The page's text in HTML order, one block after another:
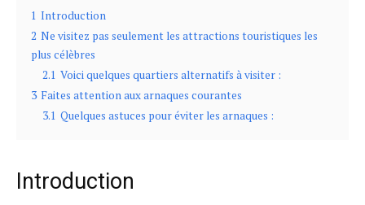
1 Introduction
2 Ne visitez pas seulement les attractions touristiques les
plus célèbres
2.1 Voici quelques quartiers alternatifs à visiter :
3 Faites attention aux arnaques courantes
3.1 Quelques astuces pour éviter les arnaques :
Introduction